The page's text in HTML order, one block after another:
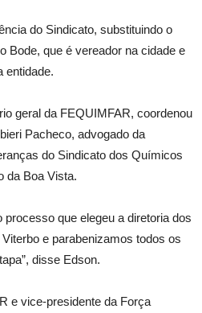
do Sindicato, substituindo o
Bode, que é vereador na cidade e
entidade.
geral da FEQUIMFAR, coordenou
Pacheco, advogado da
do Sindicato dos Químicos
da Boa Vista.
que elegeu a diretoria dos
e parabenizamos todos os
disse Edson.
e vice-presidente da Força